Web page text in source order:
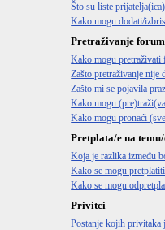
Što su liste
Kako mogu dodati/
Pretraživanje
Kako mogu pretraživati
Zašto pretraživanje nije
Zašto mi se pojavila
Kako mogu
Kako mogu pronaći
Pretplata/e na
Koja je razlika između
Kako se mogu
Kako se mogu
Privitci
Postanje kojih privitaka